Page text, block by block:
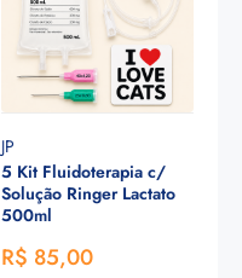
JP
5 Kit Fluidoterapia c/
Solução Ringer Lactato
500ml
R$ 85,00